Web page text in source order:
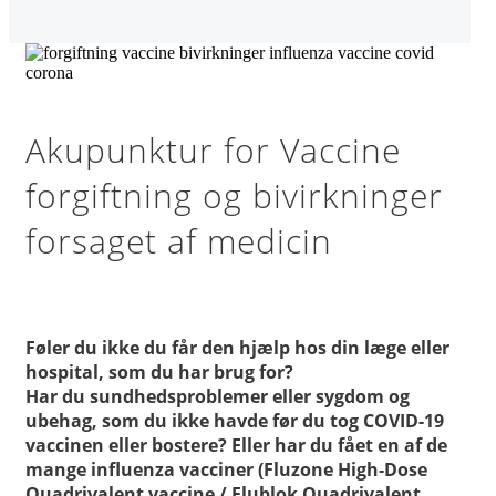
Akupunktur for Vaccine
forgiftning og bivirkninger
forsaget af medicin
Føler du ikke du får den hjælp hos din læge eller
hospital, som du har brug for?
Har du sundhedsproblemer eller sygdom og
ubehag, som du ikke havde før du tog COVID-19
vaccinen eller bostere? Eller har du fået en af de
mange influenza vacciner (Fluzone High-Dose